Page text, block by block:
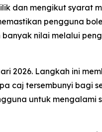
dan mengikut syarat
pengguna
nilai melalui
2026. Langkah ini
caj tersembunyi bagi
untuk mengalami